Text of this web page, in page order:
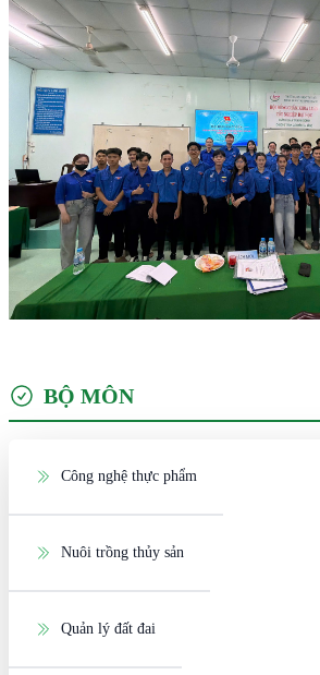
BỘ MÔN
Công nghệ thực phẩm
Nuôi trồng thủy sản
Quản lý đất đai